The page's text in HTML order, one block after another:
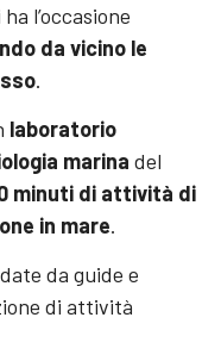
l’occasione
da vicino le
.
laboratorio
marina del
minuti di attività di
in mare.
da guide e
di attività